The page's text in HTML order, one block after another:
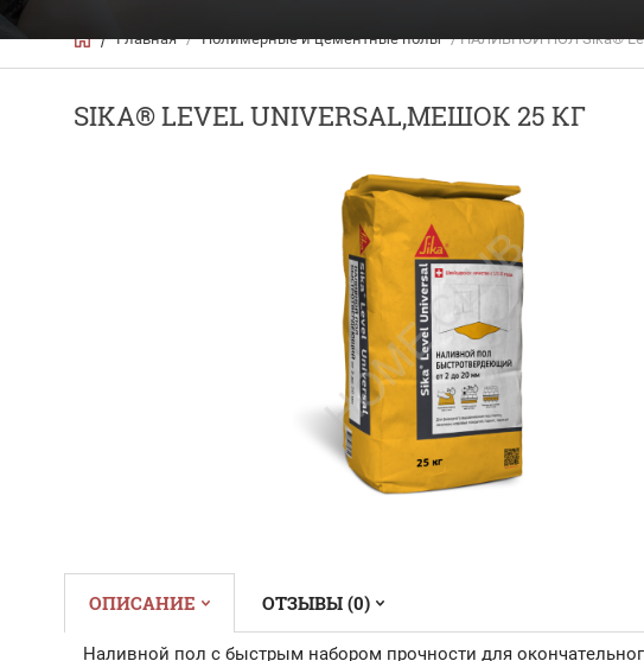
/ Главная / Полимерные и цементные полы / НАЛИВНОЙ ПОЛ Sika®
SIKA® LEVEL UNIVERSAL,МЕШОК 25 КГ
ОПИСАНИЕ ОТЗЫВЫ (0)
Наливной пол с быстрым набором прочности для